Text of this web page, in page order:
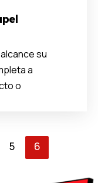
su
a
o
5 6